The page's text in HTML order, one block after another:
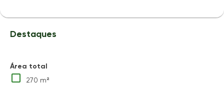
Destaques
Área total
270 m²